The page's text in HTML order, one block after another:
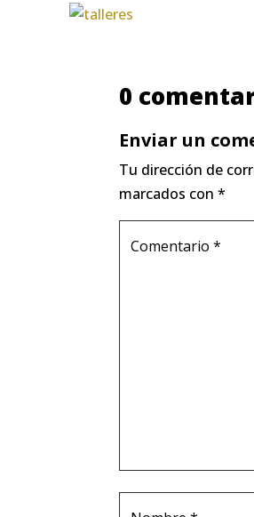
0
Enviar un
Tu dirección de
marcados con*